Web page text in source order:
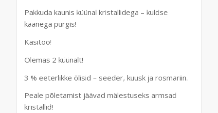
Pakkuda kaunis küünal kristallidega – kuldse
kaanega purgis!
Käsitöö!
Olemas 2 küünalt!
3 % eeterlikke õlisid – seeder, kuusk ja rosmariin.
Peale põletamist jäävad mälestuseks armsad
kristallid!